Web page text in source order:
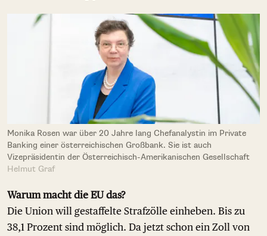
Monika Rosen war über 20 Jahre lang Chefanalystin im Private
Banking einer österreichischen Großbank. Sie ist auch
Vizepräsidentin der Österreichisch-Amerikanischen Gesellschaft
Helmut Graf
Warum macht die EU das?
Die Union will gestaffelte Strafzölle einheben. Bis zu
38,1 Prozent sind möglich. Da jetzt schon ein Zoll von